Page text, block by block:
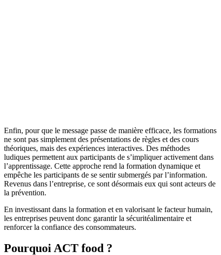
Enfin, pour que le message passe de manière efficace, les formations
ne sont pas simplement des présentations de règles et des cours
théoriques, mais des expériences interactives. Des méthodes
ludiques permettent aux participants de s’impliquer activement dans
l’apprentissage. Cette approche rend la formation dynamique et
empêche les participants de se sentir submergés par l’information.
Revenus dans l’entreprise, ce sont désormais eux qui sont acteurs de
la prévention.
En investissant dans la formation et en valorisant le facteur humain,
les entreprises peuvent donc garantir la sécuritéalimentaire et
renforcer la confiance des consommateurs.
Pourquoi ACT food ?